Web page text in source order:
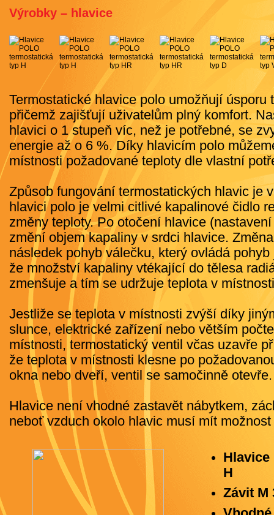
Výrobky – hlavice
Termostatické hlavice polo umožňují úsporu
přičemž zajišťují uživatelům plný komfort.
hlavici o 1 stupeň víc, než je potřebné, se
energie až o 6 %. Díky hlavicím polo
místnosti požadované teploty dle vlastní
Způsob fungování termostatických hlavic je
hlavici polo je velmi citlivé kapalinové čidlo
změny teploty. Po otočení hlavice
změní objem kapaliny v srdci hlavice.
následek pohyb válečku, který ovládá
že množství kapaliny vtékající do tělesa
zmenšuje a tím se udržuje teplota v
Jestliže se teplota v místnosti zvýší díky
slunce, elektrické zařízení nebo větším
místnosti, termostatický ventil včas uzavře
že teplota v místnosti klesne po
okna nebo dveří, ventil se samočinně otevře.
Hlavice není vhodné zastavět nábytkem,
neboť vzduch okolo hlavic musí mít
Hlavice
H
Závit M